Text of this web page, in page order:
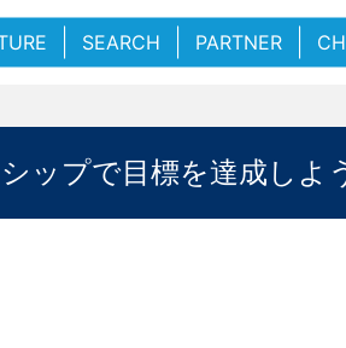
SEARCH PARTNER
ップで目標を達成しよ